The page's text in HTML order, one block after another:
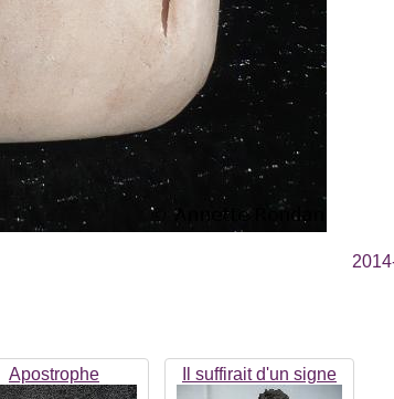
Apostrophe Il suffirait d'un signe